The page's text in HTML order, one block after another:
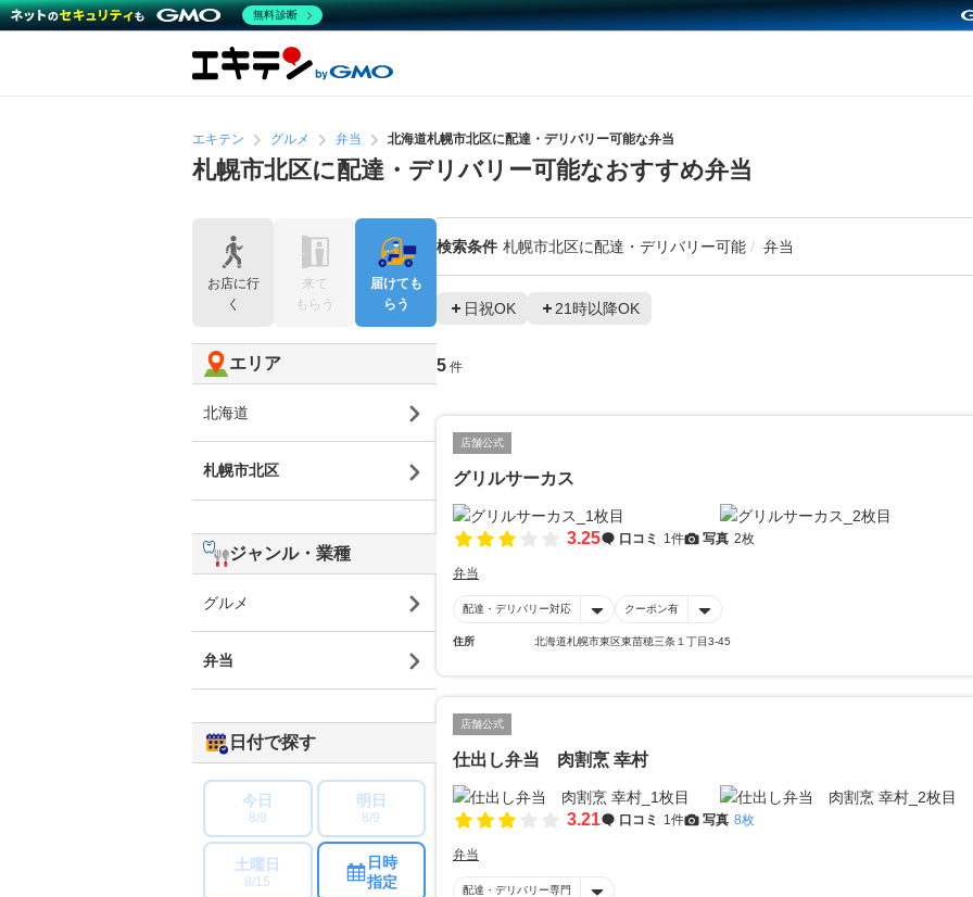
エキテン グルメ 弁当 北海道札幌市北区に配達・デリバリー可能な弁当
札幌市北区に配達・デリバリー可能なおすすめ弁当
検索条件 札幌市北区に配達・デリバリー可能 弁当
日祝OK 21時以降OK
5 件
店舗公式
グリルサーカス
3.25 口コミ 1件 写真 2枚
弁当
配達・デリバリー対応 クーポン有
住所 北海道札幌市東区東苗穂三条１丁目3-45
店舗公式
仕出し弁当 肉割烹 幸村
3.21 口コミ 1件 写真 8枚
弁当
配達・デリバリー専門
お店に行
く
来て
もらう
届けても
らう
エリア
北海道
札幌市北区
ジャンル・業種
グルメ
弁当
日付で探す
今日
8/8
明日
8/9
土曜日
8/15
日時
指定
無料診断